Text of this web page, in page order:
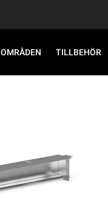
OMRÅDEN TILLBEHÖR